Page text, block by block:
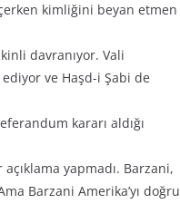
kimliğini beyan etmen
davranıyor. Vali
ve Haşd-i Şabi de
kararı aldığı
yapmadı. Barzani,
Barzani Amerika’yı doğru